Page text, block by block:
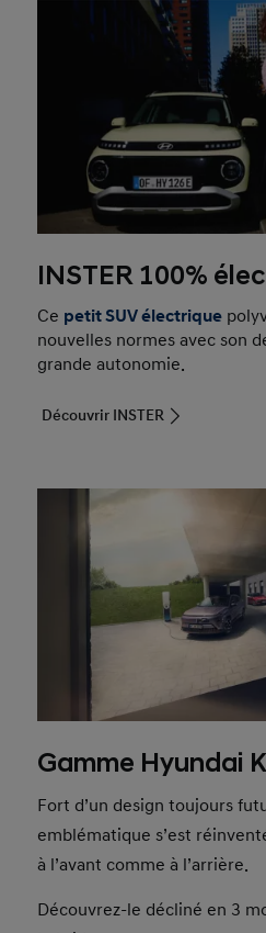
INSTER 100%
Ce petit SUV électrique
nouvelles normes avec son
grande autonomie.
Découvrir INSTER
Gamme Hyundai
Fort d’un design toujours
emblématique s’est
à l’avant comme à l’arrière.
Découvrez-le décliné en 3